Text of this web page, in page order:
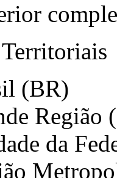
(BR)
Região
da